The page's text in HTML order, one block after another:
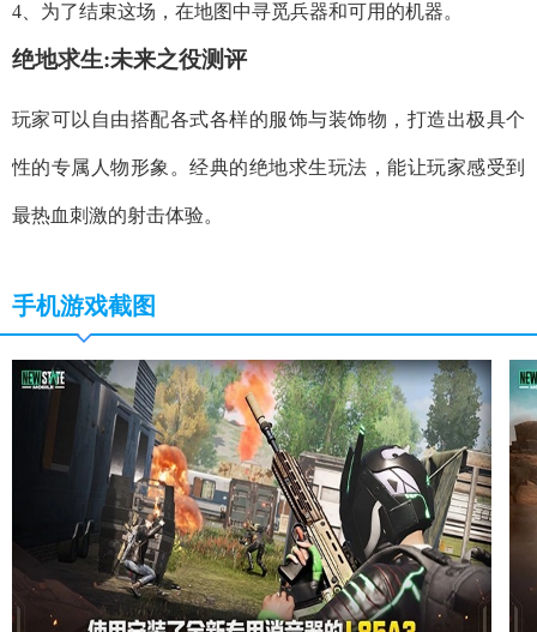
4、为了结束这场，在地图中寻觅兵器和可用的机器。
绝地求生:未来之役测评
玩家可以自由搭配各式各样的服饰与装饰物，打造出极具个
性的专属人物形象。经典的绝地求生玩法，能让玩家感受到
最热血刺激的射击体验。
手机游戏截图